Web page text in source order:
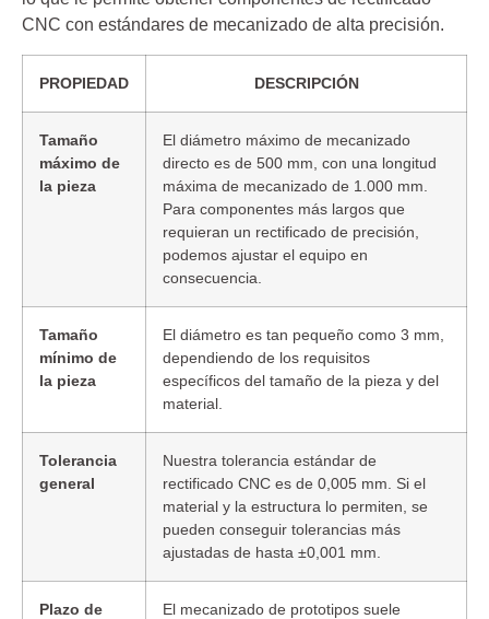
CNC con estándares de mecanizado de alta precisión.
PROPIEDAD DESCRIPCIÓN
Tamaño
máximo de
la pieza
El diámetro máximo de mecanizado
directo es de 500 mm, con una longitud
máxima de mecanizado de 1.000 mm.
Para componentes más largos que
requieran un rectificado de precisión,
podemos ajustar el equipo en
consecuencia.
Tamaño
mínimo de
la pieza
El diámetro es tan pequeño como 3 mm,
dependiendo de los requisitos
específicos del tamaño de la pieza y del
material.
Tolerancia
general
Nuestra tolerancia estándar de
rectificado CNC es de 0,005 mm. Si el
material y la estructura lo permiten, se
pueden conseguir tolerancias más
ajustadas de hasta ±0,001 mm.
Plazo de
El mecanizado de prototipos suele